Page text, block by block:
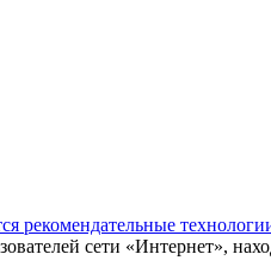
рекомендательные
сети «Интернет»,